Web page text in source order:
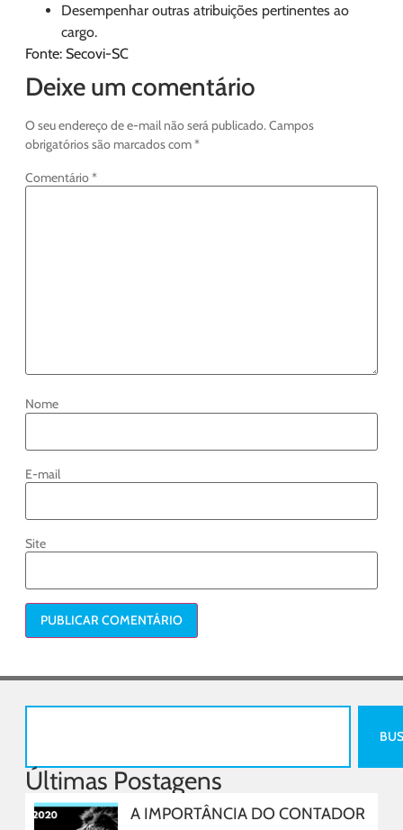
Desempenhar outras atribuições pertinentes ao
cargo.
Fonte: Secovi-SC
Deixe um comentário
O seu endereço de e-mail não será publicado.Campos
obrigatórios são marcados com*
Comentário*
Nome
E-mail
Site
Últimas Postagens
A IMPORTÂNCIA DO CONTADOR